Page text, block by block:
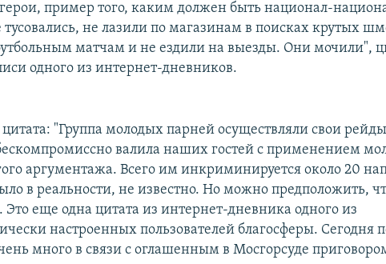
пример того, каким должен быть национал-
тусовались, не лазили по магазинам в поисках крутых
матчам и не ездили на выезды. Они мочили",
одного из интернет-дневников.
"Группа молодых парней осуществляли свои
валила наших гостей с применением
аргументажа. Всего им инкриминируется около 20
в реальности, не известно. Но можно предположить,
Это еще одна цитата из интернет-дневника одного из
настроенных пользователей благосферы. Сегодня
много в связи с оглашенным в Мосгорсуде